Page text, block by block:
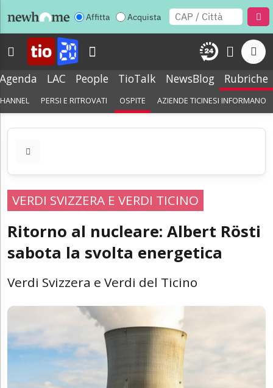
Affitta Acquista
Agenda LAC People TioTalk NewsBlog Rubriche
PERSI E RITROVATI OSPITE AZIENDE TICINESI INFORMANO
VERDI SVIZZERA E VERDI TICINO
Ritorno al nucleare: Albert Rösti
sabota la svolta energetica
Verdi Svizzera e Verdi del Ticino